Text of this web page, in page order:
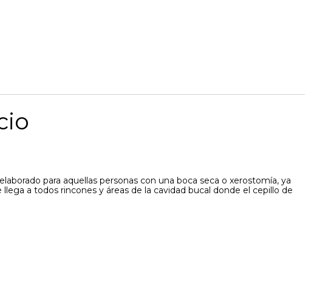
para aquellas personas con una boca seca o xerostomía, ya
a todos rincones y áreas de la cavidad bucal donde el cepillo de